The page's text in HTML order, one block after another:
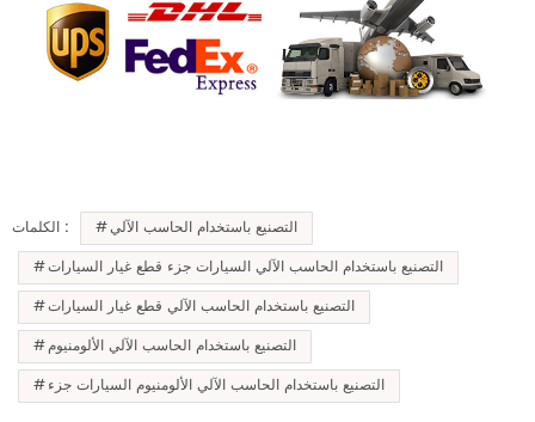
الكلمات :
التصنيع باستخدام الحاسب الآلي
التصنيع باستخدام الحاسب الآلي السيارات جزء قطع غيار السيارات
التصنيع باستخدام الحاسب الآلي قطع غيار السيارات
التصنيع باستخدام الحاسب الآلي الألومنيوم
التصنيع باستخدام الحاسب الآلي الألومنيوم السيارات جزء